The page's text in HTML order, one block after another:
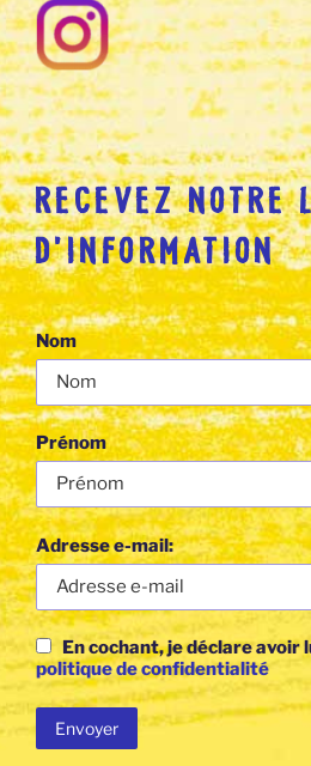
RECEVEZ NOTRE
D’INFORMATION
Nom
Prénom
Adresse e-mail:
En cochant, je déclare avoir
politique de confidentialité